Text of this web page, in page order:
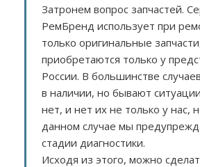
Затронем вопрос запчастей.
РемБренд использует при
только оригинальные
приобретаются только у
России. В большинстве
в наличии, но бывают
нет, и нет их не только у нас,
данном случае мы
стадии диагностики.
Исходя из этого, можно